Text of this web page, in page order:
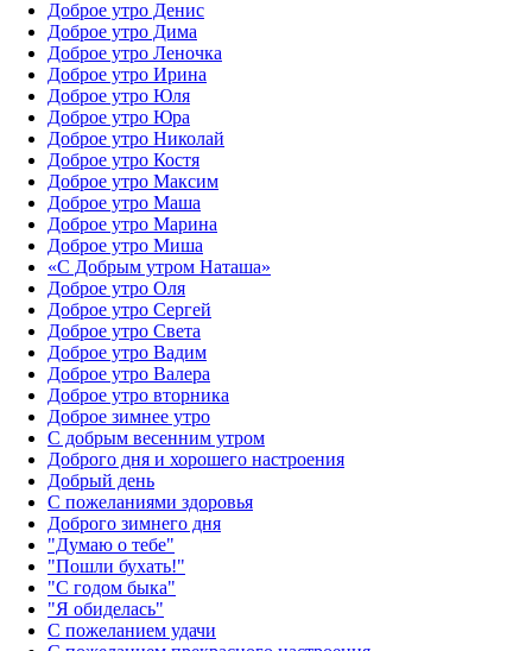
Доброе утро Денис
Доброе утро Дима
Доброе утро Леночка
Доброе утро Ирина
Доброе утро Юля
Доброе утро Юра
Доброе утро Николай
Доброе утро Костя
Доброе утро Максим
Доброе утро Маша
Доброе утро Марина
Доброе утро Миша
«С Добрым утром Наташа»
Доброе утро Оля
Доброе утро Сергей
Доброе утро Света
Доброе утро Вадим
Доброе утро Валера
Доброе утро вторника
Доброе зимнее утро
С добрым весенним утром
Доброго дня и хорошего настроения
Добрый день
С пожеланиями здоровья
Доброго зимнего дня
"Думаю о тебе"
"Пошли бухать!"
"С годом быка"
"Я обиделась"
С пожеланием удачи